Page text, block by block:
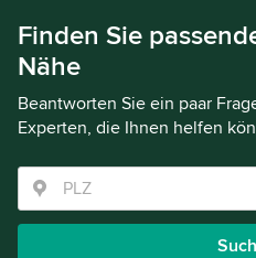
Finden Sie
Nähe
Beantworten Sie ein paar
Experten, die Ihnen helfen